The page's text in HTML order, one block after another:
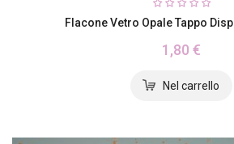
Flacone Vetro Opale Tappo
1,80 €